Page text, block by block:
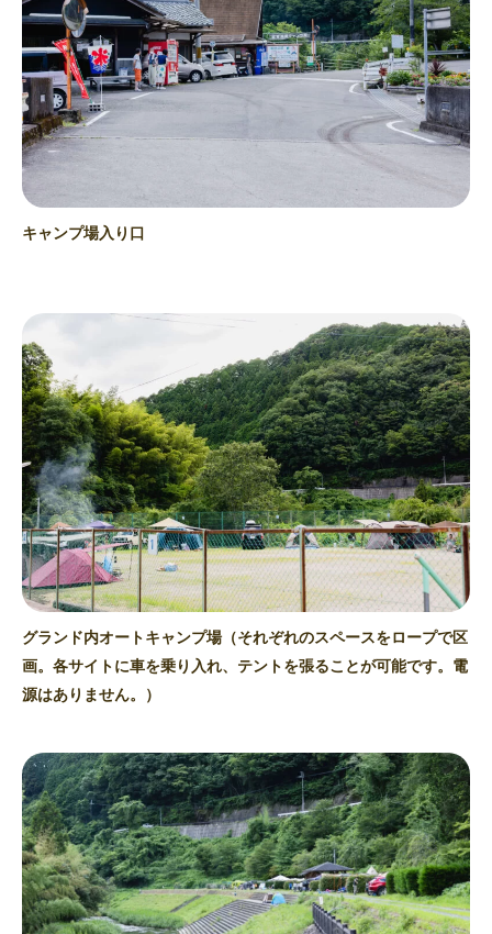
キャンプ場入り口
グランド内オートキャンプ場（それぞれのスペースをロープで区
画。各サイトに車を乗り入れ、テントを張ることが可能です。電
源はありません。）